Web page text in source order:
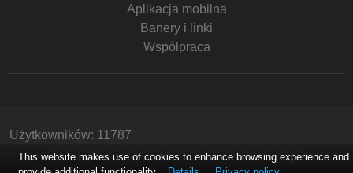
Aplikacja mobilna
Banery i linki
Współpraca
Użytkowników: 11787
Copyright © Stowarzyszenie Musicam Sacram
This website makes use of cookies to enhance browsing experience and